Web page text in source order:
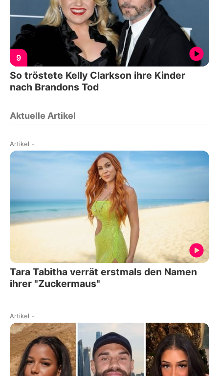
9
So tröstete Kelly Clarkson ihre Kinder
nach Brandons Tod
Aktuelle Artikel
Artikel -
Tara Tabitha verrät erstmals den Namen
ihrer "Zuckermaus"
Artikel -